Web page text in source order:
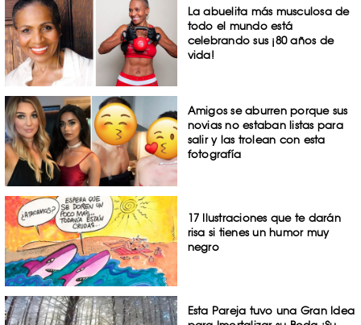
La abuelita más musculosa de
todo el mundo está
celebrando sus ¡80 años de
vida!
Amigos se aburren porque sus
novias no estaban listas para
salir y las trolean con esta
fotografía
17 Ilustraciones que te darán
risa si tienes un humor muy
negro
Esta Pareja tuvo una Gran Idea